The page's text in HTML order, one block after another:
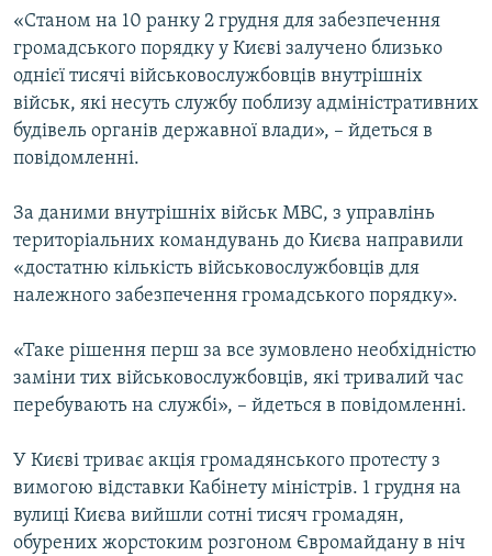
«Станом на 10 ранку 2 грудня для забезпечення
громадського порядку у Києві залучено близько
однієї тисячі військовослужбовців внутрішніх
військ, які несуть службу поблизу адміністративних
будівель органів державної влади», – йдеться в
повідомленні.
За даними внутрішніх військ МВС, з управлінь
територіальних командувань до Києва направили
«достатню кількість військовослужбовців для
належного забезпечення громадського порядку».
«Таке рішення перш за все зумовлено необхідністю
заміни тих військовослужбовців, які тривалий час
перебувають на службі», – йдеться в повідомленні.
У Києві триває акція громадянського протесту з
вимогою відставки Кабінету міністрів. 1 грудня на
вулиці Києва вийшли сотні тисяч громадян,
обурених жорстоким розгоном Євромайдану в ніч